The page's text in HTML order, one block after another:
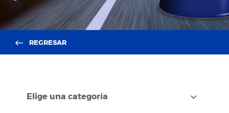
REGRESAR
Elige una categoría